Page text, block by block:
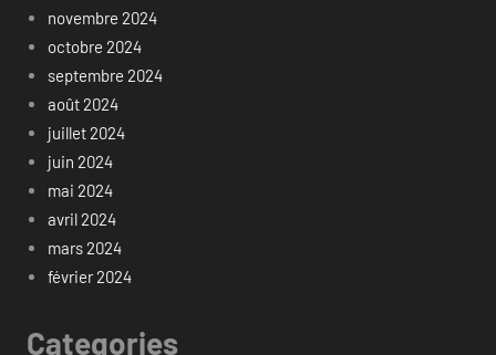
novembre 2024
octobre 2024
septembre 2024
août 2024
juillet 2024
juin 2024
mai 2024
avril 2024
mars 2024
février 2024
Categories